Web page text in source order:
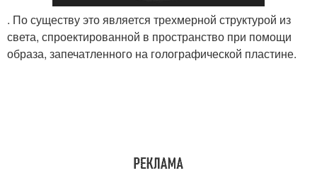
. По существу это является трехмерной структурой из
света, спроектированной в пространство при помощи
образа, запечатленного на голографической пластине.